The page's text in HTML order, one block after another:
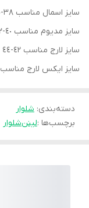
سايز اسمال مناسب ٣٨-٤٠
سايز مديوم مناسب ٤٠-٤٢
سايز لارج مناسب ٤٢-٤٤
سايز ايكس لارج مناسب ٤٤-٤٦
دسته‌بندی: شلوار
برچسب‌ها :لیننشلوار